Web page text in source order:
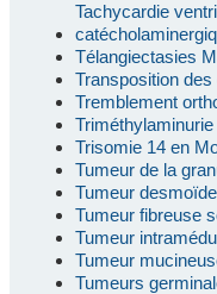
Tachycardie
Télangiectasies
Transposition
Tremblement
Triméthylaminurie
Trisomie 14 en
Tumeur de la
Tumeur desmoïde
Tumeur fibreuse
Tumeur
Tumeur
Tumeurs